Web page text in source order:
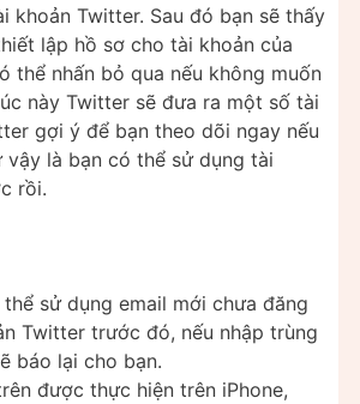
khoản Twitter. Sau đó bạn sẽ thấy
lập hồ sơ cho tài khoản của
thể nhấn bỏ qua nếu không muốn
này Twitter sẽ đưa ra một số tài
gợi ý để bạn theo dõi ngay nếu
vậy là bạn có thể sử dụng tài
rồi.
thể sử dụng email mới chưa đăng
Twitter trước đó, nếu nhập trùng
báo lại cho bạn.
được thực hiện trên iPhone,